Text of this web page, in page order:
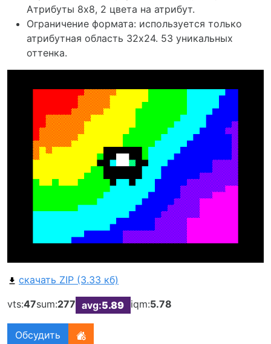
Атрибуты 8x8, 2 цвета на атрибут.
Ограничение формата: используется только
атрибутная область 32х24. 53 уникальных
оттенка.
скачать ZIP (3.33 кб)
vts:47sum:277 avg:5.89 iqm:5.78
Обсудить